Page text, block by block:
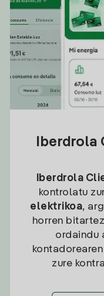
Iberdrola
Iberdrola
kontrolatu
elektrikoa,
horren
ordaindu
zure